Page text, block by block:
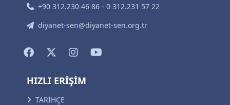
+90 312.230 46 86 - 0 312.231 57 22
diyanet-sen@diyanet-sen.org.tr
HIZLI ERİŞİM
TARİHÇE